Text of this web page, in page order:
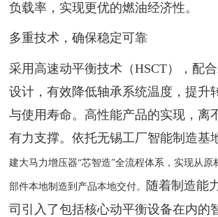
负载率，实现更优的燃油经济性。
多重技术，确保稳定可靠
采用高速动平衡技术（HSCT），配
设计，有效降低轴承系统温度，提升
与使用寿命。高性能产品的实现，离
有力支撑。依托无锡工厂智能制造基
建大马力增压器“芯智造”全流程体系，实现从原
部件本地制造到产品本地交付。
随着制造能
司引入了包括核心动平衡设备在内的